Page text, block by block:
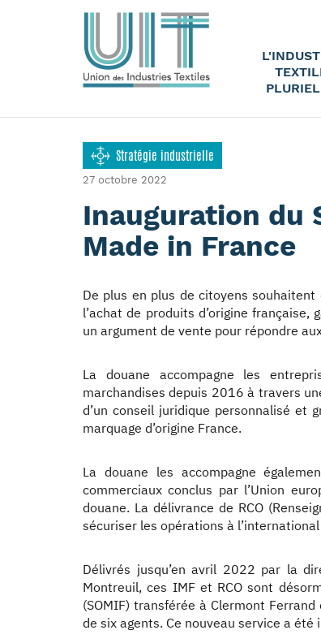
Stratégie industrielle
27 octobre 2022
Inauguration du
Made in France
De plus en plus de citoyens
l’achat de produits d’origine
un argument de vente pour répondre
La douane accompagne les
marchandises depuis 2016 à travers
d’un conseil juridique personnalisé et
marquage d’origine France.
La douane les accompagne
commerciaux conclus par l’Union
douane. La délivrance de RCO
sécuriser les opérations à
Délivrés jusqu’en avril 2022 par la
Montreuil, ces IMF et RCO sont
(SOMIF) transférée à Clermont
de six agents. Ce nouveau service a été